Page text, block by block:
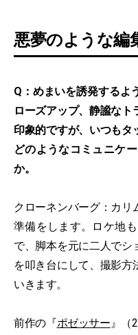
悪夢のような編
Q：めまいを誘発するよ
ローズアップ、静謐なト
印象的ですが、いつもタ
どのようなコミュニケ
か。
クローネンバーグ：カリ
準備をします。ロケ地
で、脚本を元に二人でシ
を叩き台にして、撮影方
いきます。
前作の『ポゼッサー』（